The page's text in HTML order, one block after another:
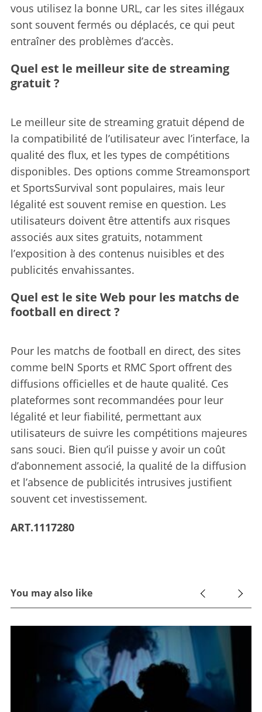
vous utilisez la bonne URL, car les sites illégaux
sont souvent fermés ou déplacés, ce qui peut
entraîner des problèmes d’accès.
Quel est le meilleur site de streaming
gratuit ?
Le meilleur site de streaming gratuit dépend de
la compatibilité de l’utilisateur avec l’interface, la
qualité des flux, et les types de compétitions
disponibles. Des options comme Streamonsport
et SportsSurvival sont populaires, mais leur
légalité est souvent remise en question. Les
utilisateurs doivent être attentifs aux risques
associés aux sites gratuits, notamment
l’exposition à des contenus nuisibles et des
publicités envahissantes.
Quel est le site Web pour les matchs de
football en direct ?
Pour les matchs de football en direct, des sites
comme beIN Sports et RMC Sport offrent des
diffusions officielles et de haute qualité. Ces
plateformes sont recommandées pour leur
légalité et leur fiabilité, permettant aux
utilisateurs de suivre les compétitions majeures
sans souci. Bien qu’il puisse y avoir un coût
d’abonnement associé, la qualité de la diffusion
et l’absence de publicités intrusives justifient
souvent cet investissement.
ART.1117280
You may also like